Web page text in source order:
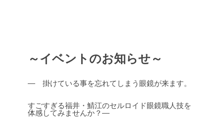
～イベントのお知らせ～
― 掛けている事を忘れてしまう眼鏡が来ます。
すごすぎる福井・鯖江のセルロイド眼鏡職人技を
体感してみませんか？―